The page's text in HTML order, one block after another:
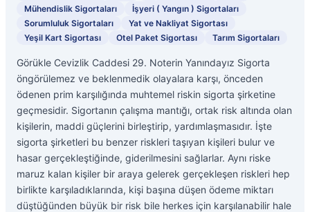
Mühendislik Sigortaları
İşyeri ( Yangın ) Sigortaları
Sorumluluk Sigortaları
Yat ve Nakliyat Sigortası
Yeşil Kart Sigortası
Otel Paket Sigortası Tarım Sigortaları
Görükle Cevizlik Caddesi 29. Noterin Yanındayız Sigorta
öngörülemez ve beklenmedik olayalara karşı, önceden
ödenen prim karşılığında muhtemel riskin sigorta şirketine
geçmesidir. Sigortanın çalışma mantığı, ortak risk altında olan
kişilerin, maddi güçlerini birleştirip, yardımlaşmasıdır. İşte
sigorta şirketleri bu benzer riskleri taşıyan kişileri bulur ve
hasar gerçekleştiğinde, giderilmesini sağlarlar. Aynı riske
maruz kalan kişiler bir araya gelerek gerçekleşen riskleri hep
birlikte karşıladıklarında, kişi başına düşen ödeme miktarı
düştüğünden büyük bir risk bile herkes için karşılanabilir hale